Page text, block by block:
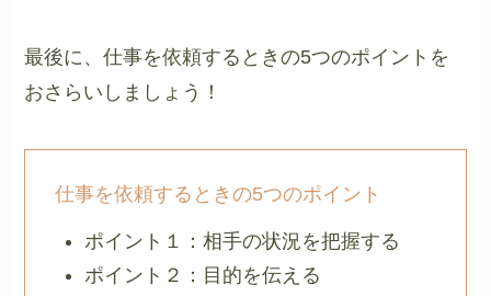
最後に、仕事を依頼するときの5つのポイントを
おさらいしましょう！
仕事を依頼するときの5つのポイント
ポイント１：相手の状況を把握する
ポイント２：目的を伝える